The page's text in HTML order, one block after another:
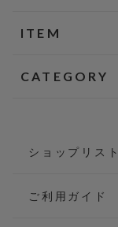
ITEM
CATEGORY
ショップリスト
ご利用ガイド